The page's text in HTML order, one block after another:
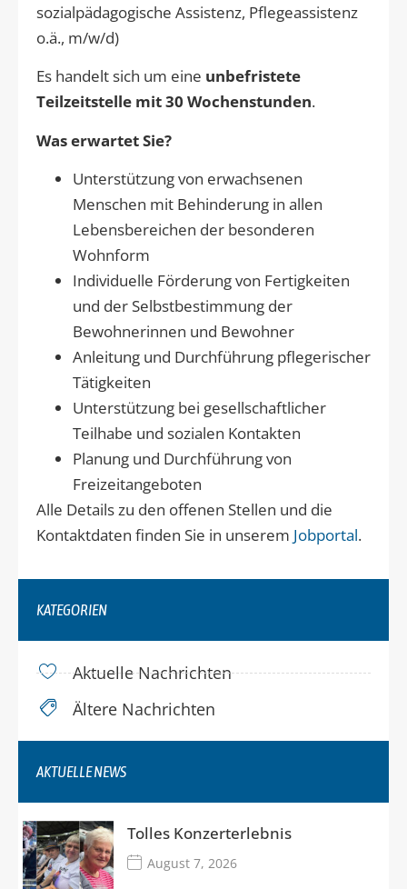
sozialpädagogische Assistenz, Pflegeassistenz
o.ä., m/w/d)
Es handelt sich um eine unbefristete
Teilzeitstelle mit 30 Wochenstunden.
Was erwartet Sie?
Unterstützung von erwachsenen
Menschen mit Behinderung in allen
Lebensbereichen der besonderen
Wohnform
Individuelle Förderung von Fertigkeiten
und der Selbstbestimmung der
Bewohnerinnen und Bewohner
Anleitung und Durchführung pflegerischer
Tätigkeiten
Unterstützung bei gesellschaftlicher
Teilhabe und sozialen Kontakten
Planung und Durchführung von
Freizeitangeboten
Alle Details zu den offenen Stellen und die
Kontaktdaten finden Sie in unserem Jobportal.
KATEGORIEN
Aktuelle Nachrichten
Ältere Nachrichten
AKTUELLE NEWS
Tolles Konzerterlebnis
August 7, 2026